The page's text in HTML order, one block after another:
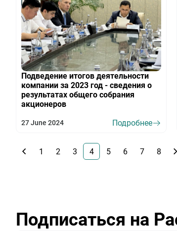
Подведение итогов деятельности
компании за 2023 год - сведения о
результатах общего собрания
акционеров
27 June 2024 Подробнее
1 2 3 4 5 6 7 8
Подписаться на